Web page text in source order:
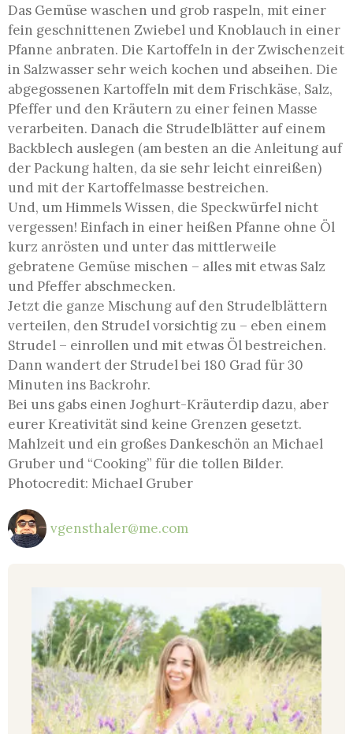
Das Gemüse waschen und grob raspeln, mit einer
fein geschnittenen Zwiebel und Knoblauch in einer
Pfanne anbraten. Die Kartoffeln in der Zwischenzeit
in Salzwasser sehr weich kochen und abseihen. Die
abgegossenen Kartoffeln mit dem Frischkäse, Salz,
Pfeffer und den Kräutern zu einer feinen Masse
verarbeiten. Danach die Strudelblätter auf einem
Backblech auslegen (am besten an die Anleitung auf
der Packung halten, da sie sehr leicht einreißen)
und mit der Kartoffelmasse bestreichen.
Und, um Himmels Wissen, die Speckwürfel nicht
vergessen! Einfach in einer heißen Pfanne ohne Öl
kurz anrösten und unter das mittlerweile
gebratene Gemüse mischen – alles mit etwas Salz
und Pfeffer abschmecken.
Jetzt die ganze Mischung auf den Strudelblättern
verteilen, den Strudel vorsichtig zu – eben einem
Strudel – einrollen und mit etwas Öl bestreichen.
Dann wandert der Strudel bei 180 Grad für 30
Minuten ins Backrohr.
Bei uns gabs einen Joghurt-Kräuterdip dazu, aber
eurer Kreativität sind keine Grenzen gesetzt.
Mahlzeit und ein großes Dankeschön an Michael
Gruber und “Cooking” für die tollen Bilder.
Photocredit: Michael Gruber
vgensthaler@me.com